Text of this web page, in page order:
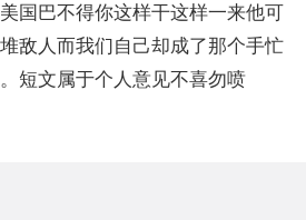
国巴不得你这样干这样一来他可
敌人而我们自己却成了那个手忙
短文属于个人意见不喜勿喷